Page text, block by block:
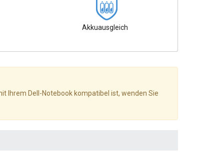
Akkuausgleich
Ihrem Dell-Notebook kompatibel ist, wenden Sie